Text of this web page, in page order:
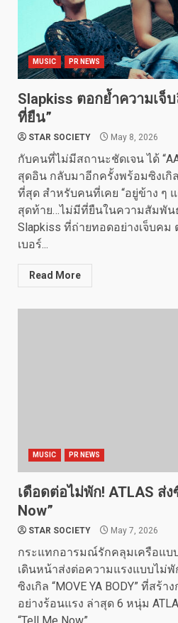
MUSIC PR NEWS
Slapkiss ตอกย้ำความเจ็
ที่ยืน”
STAR SOCIETY May 8, 2026
กับคนที่ไม่มีสถานะชัดเจน ได้
สุดอิน กลับมาอีกครั้งพร้อมซิงเกิ
ที่สุด สำหรับคนที่เคย “อยู่ข้าง ๆ
สุดท้าย…ไม่มีที่ยืนในความสัมพัน
Slapkiss ที่ถ่ายทอดอย่างเจ็บค
เบอร์...
Read More
MUSIC PR NEWS
เดือดต่อไม่พัก! ATLAS ส่ง
Now”
STAR SOCIETY May 7, 2026
กระแทกอารมณ์รักคลุมเครือแบบ
เดินหน้าส่งต่อความแรงแบบไม่
ซิงเกิล “MOVE YA BODY” ที่สร้
อย่างร้อนแรง ล่าสุด 6 หนุ่ม